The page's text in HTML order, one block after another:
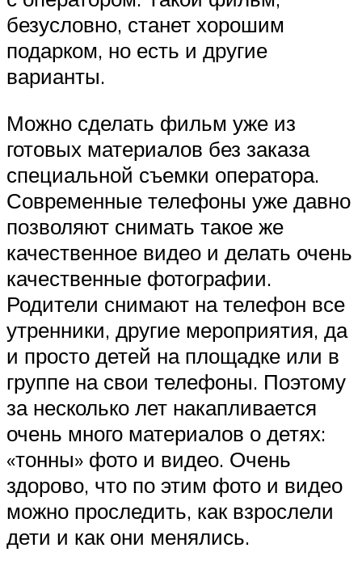
безусловно, станет хорошим
подарком, но есть и другие
варианты.
Можно сделать фильм уже из
готовых материалов без заказа
специальной съемки оператора.
Современные телефоны уже давно
позволяют снимать такое же
качественное видео и делать очень
качественные фотографии.
Родители снимают на телефон все
утренники, другие мероприятия, да
и просто детей на площадке или в
группе на свои телефоны. Поэтому
за несколько лет накапливается
очень много материалов о детях:
«тонны» фото и видео. Очень
здорово, что по этим фото и видео
можно проследить, как взрослели
дети и как они менялись.